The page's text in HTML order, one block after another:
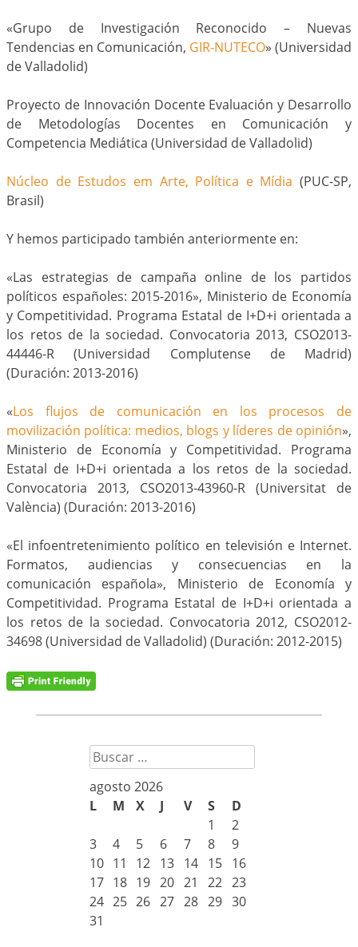
«Grupo de Investigación Reconocido – Nuevas
Tendencias en Comunicación, GIR-NUTECO» (Universidad
de Valladolid)
Proyecto de Innovación Docente Evaluación y Desarrollo
de Metodologías Docentes en Comunicación y
Competencia Mediática (Universidad de Valladolid)
Núcleo de Estudos em Arte, Política e Mídia (PUC-SP,
Brasil)
Y hemos participado también anteriormente en:
«Las estrategias de campaña online de los partidos
políticos españoles: 2015-2016», Ministerio de Economía
y Competitividad. Programa Estatal de I+D+i orientada a
los retos de la sociedad. Convocatoria 2013, CSO2013-
44446-R (Universidad Complutense de Madrid)
(Duración: 2013-2016)
«Los flujos de comunicación en los procesos de
movilización política: medios, blogs y líderes de opinión»,
Ministerio de Economía y Competitividad. Programa
Estatal de I+D+i orientada a los retos de la sociedad.
Convocatoria 2013, CSO2013-43960-R (Universitat de
València) (Duración: 2013-2016)
«El infoentretenimiento político en televisión e Internet.
Formatos, audiencias y consecuencias en la
comunicación española», Ministerio de Economía y
Competitividad. Programa Estatal de I+D+i orientada a
los retos de la sociedad. Convocatoria 2012, CSO2012-
34698 (Universidad de Valladolid) (Duración: 2012-2015)
Buscar
agosto 2026
L
M X J V S
D
1
2
3
4 5 6 7 8
9
10 11 12 13 14 15 16
17 18 19 20 21 22 23
24 25 26 27 28 29 30
31